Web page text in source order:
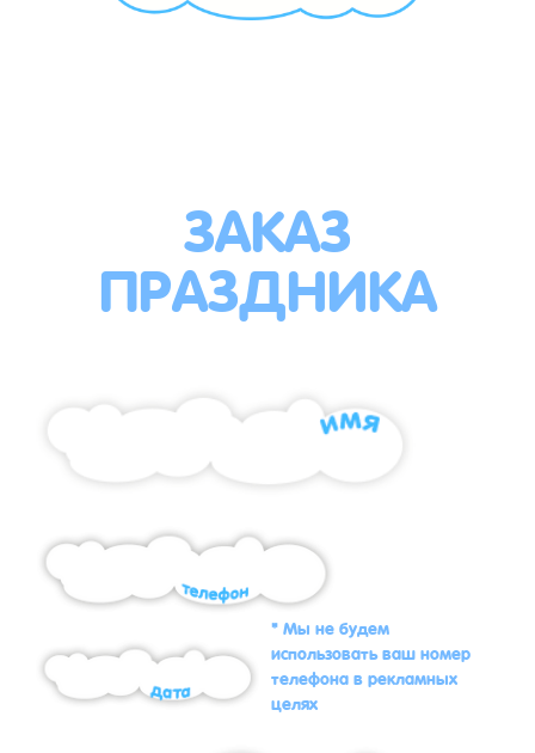
ЗАКАЗ
ПРАЗДНИКА
* Мы не будем
использовать ваш номер
телефона в рекламных
целях